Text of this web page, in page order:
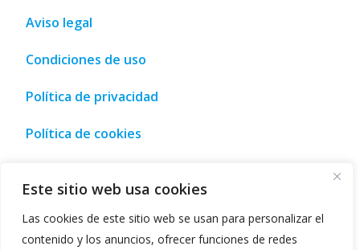
Este sitio web usa cookies
Las cookies de este sitio web se usan para personalizar el
contenido y los anuncios, ofrecer funciones de redes
Aviso legal
Condiciones de uso
Política de privacidad
Política de cookies
3D Designs 3D Home Design AI Tool